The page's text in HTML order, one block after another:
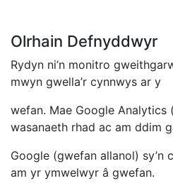
Olrhain Defnyddwyr
Rydyn ni’n monitro
mwyn gwella’r cynnwys ar y
wefan. Mae Google Analytics
wasanaeth rhad ac am ddim
Google (gwefan allanol) sy’n
am yr ymwelwyr â gwefan.